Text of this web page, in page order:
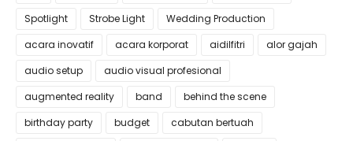
Spotlight
Strobe Light
Wedding Production
acara inovatif
acara korporat aidilfitri
alor gajah
audio setup
audio visual profesional
augmented reality
band
behind the scene
birthday party
budget
cabutan bertuah